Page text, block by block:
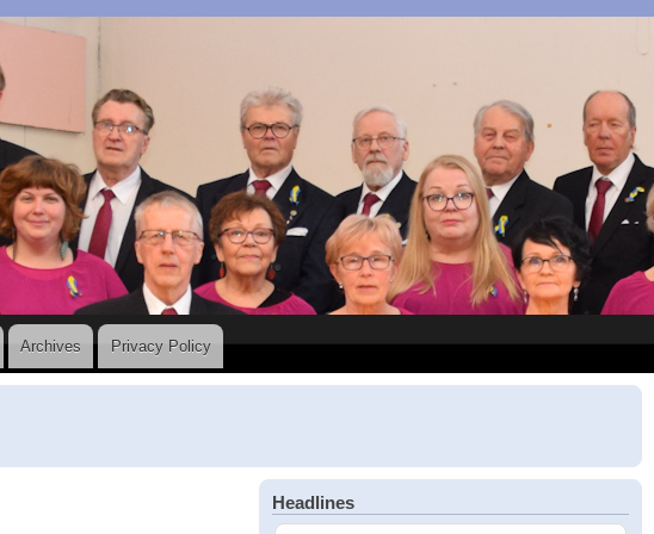
Archives Privacy Policy
Headlines